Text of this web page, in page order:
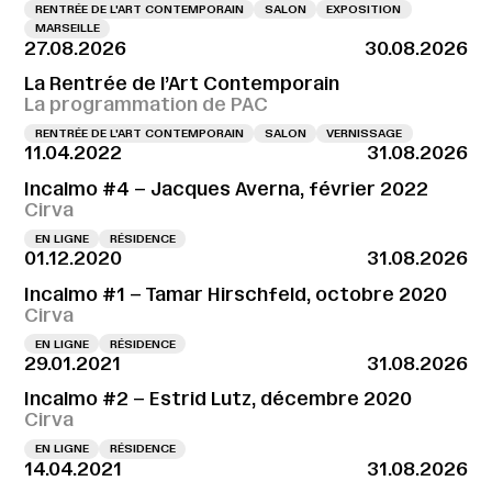
RENTRÉE DE L'ART CONTEMPORAIN SALON
EXPOSITION
MARSEILLE
27.08.2026
30.08.2026
La Rentrée de l’Art Contemporain
La programmation de PAC
RENTRÉE DE L'ART CONTEMPORAIN SALON VERNISSAGE
11.04.2022
31.08.2026
Incalmo #4 – Jacques Averna, février 2022
Cirva
EN LIGNE RÉSIDENCE
01.12.2020
31.08.2026
Incalmo #1 – Tamar Hirschfeld, octobre 2020
Cirva
EN LIGNE RÉSIDENCE
29.01.2021
31.08.2026
Incalmo #2 – Estrid Lutz, décembre 2020
Cirva
EN LIGNE RÉSIDENCE
14.04.2021
31.08.2026